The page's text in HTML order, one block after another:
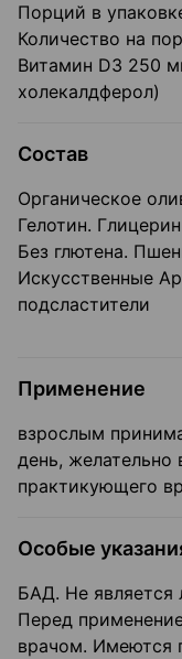
Порций в
Количество на
Витамин D3 250
холекалдферол)
Состав
Органическое
Гелотин.
Без глютена.
Искусственные
подсластители
Применение
взрослым
день,
практикующего
Особые
БАД. Не является
Перед
врачом. Имеются